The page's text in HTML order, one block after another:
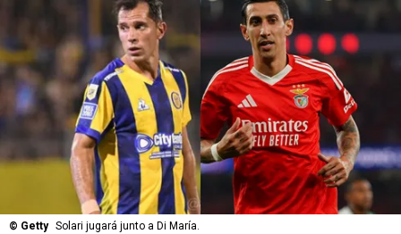
© Getty Solari jugará junto a Di María.